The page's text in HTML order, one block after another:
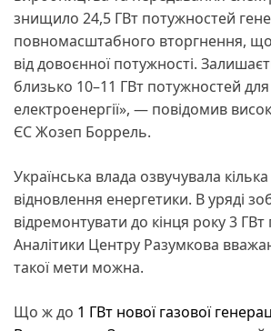
знищило 24,5 ГВт потужностей
повномасштабного вторгнення,
від довоєнної потужності.
близько 10–11 ГВт потужностей
електроенергії», — повідомив
ЄС Жозеп Боррель.
Українська влада озвучувала
відновлення енергетики. В уряді
відремонтувати до кінця року 3 ГВт
Аналітики Центру Разумкова
такої мети можна.
Що ж до 1 ГВт нової газової